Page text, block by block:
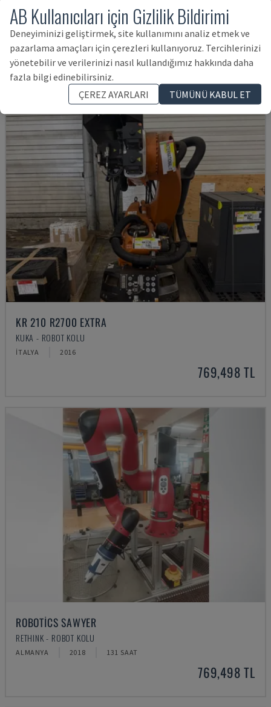
AUDI TSV D5 TÜR
CHANGO - ROBOT KOLU
ALMANYA 2020 200 SAAT
3,407,778 TL
KR 210 R2700 EXTRA
KUKA - ROBOT KOLU
İTALYA 2016
769,498 TL
ROBOTICS SAWYER
RETHINK - ROBOT KOLU
ALMANYA 2018 131 SAAT
769,498 TL
AB Kullanıcıları için Gizlilik Bildirimi
Deneyiminizi geliştirmek, site kullanımını analiz etmek ve
pazarlama amaçları için çerezleri kullanıyoruz. Tercihlerinizi
yönetebilir ve verilerinizi nasıl kullandığımız hakkında daha
fazla bilgi edinebilirsiniz.
ÇEREZ AYARLARI
TÜMÜNÜ KABUL ET